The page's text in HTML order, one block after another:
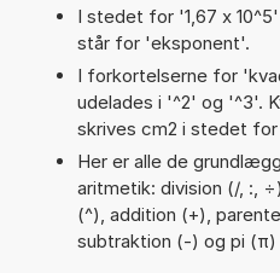
I stedet for '1,67 x
står for 'eksponent'.
I forkortelserne for
udelades i '^2' og '^3'.
skrives cm2 i stedet for
Her er alle de
aritmetik: division (/, :,
(^), addition (+),
subtraktion (-) og pi (π)